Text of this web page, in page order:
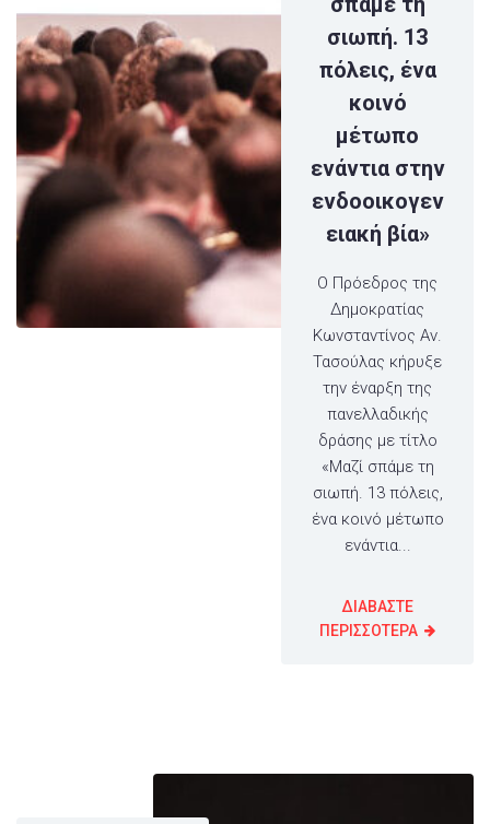
σιωπή. 13
πόλεις, ένα
κοινό
μέτωπο
ενάντια στην
ενδοοικογεν
ειακή βία»
Ο Πρόεδρος της
Δημοκρατίας
Κωνσταντίνος Αν.
Τασούλας κήρυξε
την έναρξη της
πανελλαδικής
δράσης με τίτλο
«Μαζί σπάμε τη
σιωπή. 13 πόλεις,
ένα κοινό μέτωπο
ενάντια...
ΔΙΑΒΑΣΤΕ
ΠΕΡΙΣΣΟΤΕΡΑ